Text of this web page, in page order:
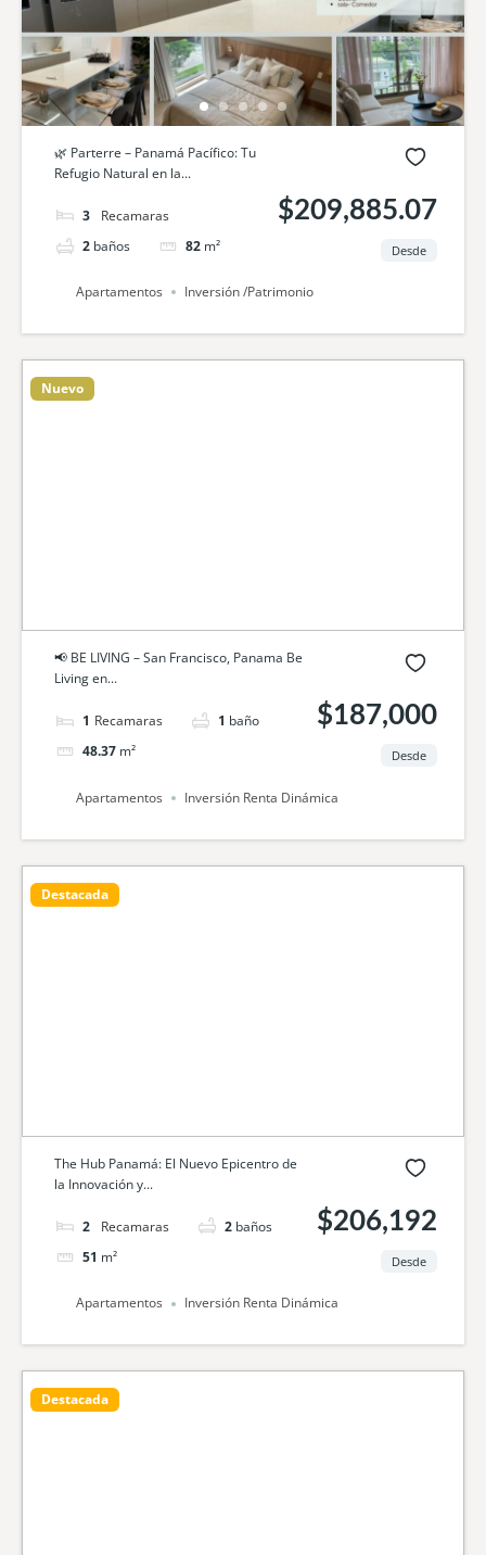
🌿 Parterre – Panamá Pacífico: Tu
Refugio Natural en la...
3
camas
2 baños 82 m²
$209,885.07
Desde
Apartamentos Inversión /Patrimonio
Nuevo
📢 BE LIVING – San Francisco, Panama Be
Living en...
1 cama 1 baño
48.37 m²
$187,000
Desde
Apartamentos Inversión Renta Dinámica
Destacada
The Hub Panamá: El Nuevo Epicentro de
la Innovación y...
2 camas 2 baños
51 m²
$206,192
Desde
Apartamentos Inversión Renta Dinámica
Destacada